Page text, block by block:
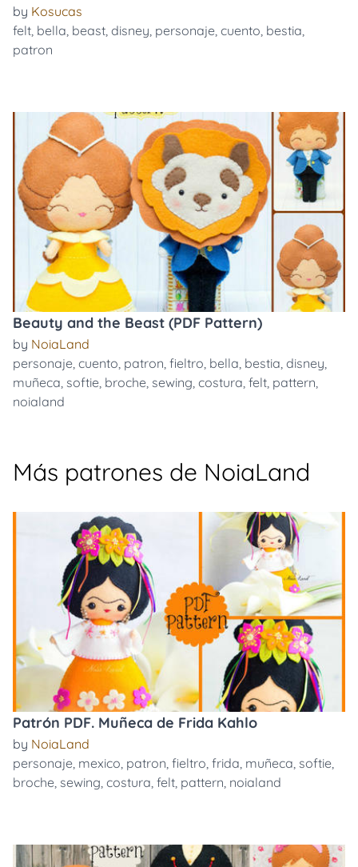
by Kosucas
felt, bella, beast, disney, personaje, cuento, bestia,
patron
Beauty and the Beast (PDF Pattern)
by NoiaLand
personaje, cuento, patron, fieltro, bella, bestia, disney,
muñeca, softie, broche, sewing, costura, felt, pattern,
noialand
Más patrones de NoiaLand
Patrón PDF. Muñeca de Frida Kahlo
by NoiaLand
personaje, mexico, patron, fieltro, frida, muñeca, softie,
broche, sewing, costura, felt, pattern, noialand